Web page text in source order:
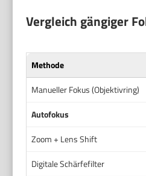
Vergleich gängiger
Methode
Manueller Fokus (Objektivring)
Autofokus
Zoom + Lens Shift
Digitale Schärfefilter